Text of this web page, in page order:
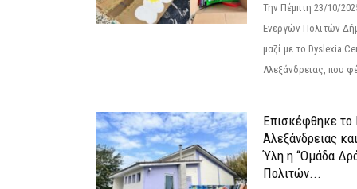
Την Πέμπτη 23/10/
Ενεργών Πολιτών
μαζί με το Dyslexia
Αλεξάνδρειας, που
Επισκέφθηκε το
Αλεξάνδρειας
Ύλη η “Ομάδα
Πολιτών...